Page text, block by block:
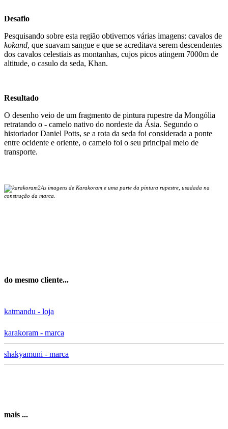
Desafio
Pesquisando sobre esta região obtivemos várias imagens: cavalos de
kokand, que suavam sangue e que se acreditava serem descendentes
dos cavalos celestiais as montanhas, cujos picos atingem 7000m de
altitude, o casulo da seda, Khan.
Resultado
O desenho veio de um fragmento de pintura rupestre da Mongólia
retratando o - camelo nativo do nordeste da Ásia. Segundo o
historiador Daniel Potts, se a rota da seda foi considerada a ponte
entre ocidente e oriente, o camelo foi o seu principal meio de
transporte.
As imagens de Karakoram e uma parte da pintura rupestre, usadada na
construção da marca.
do mesmo cliente...
katmandu - loja
karakoram - marca
shakyamuni - marca
mais ...